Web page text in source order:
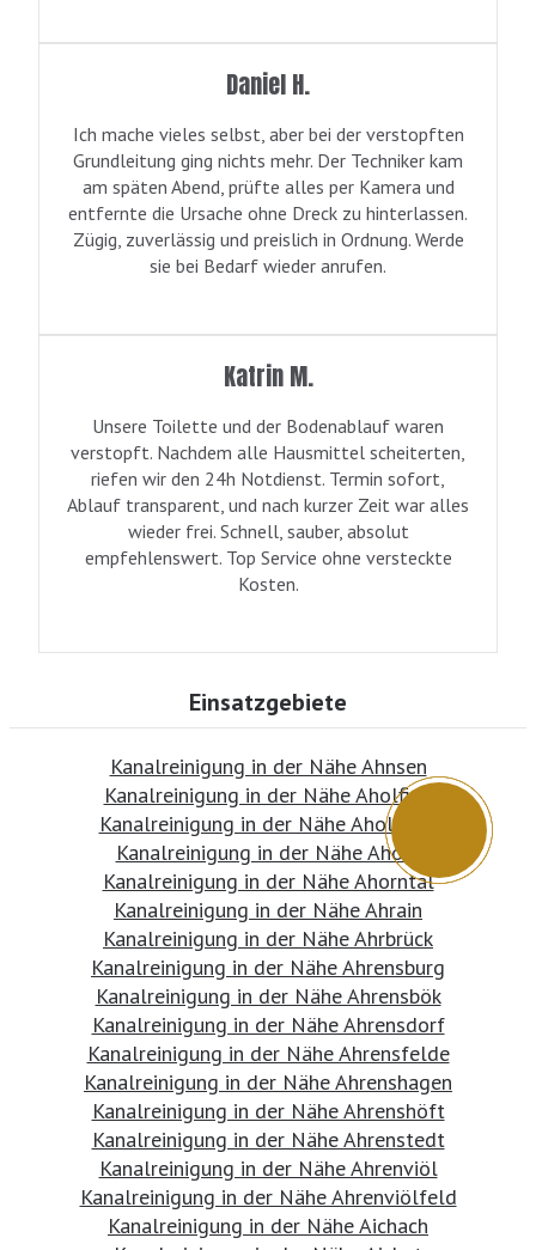
Daniel H.
Ich mache vieles selbst, aber bei der verstopften
Grundleitung ging nichts mehr. Der Techniker kam
am späten Abend, prüfte alles per Kamera und
entfernte die Ursache ohne Dreck zu hinterlassen.
Zügig, zuverlässig und preislich in Ordnung. Werde
sie bei Bedarf wieder anrufen.
Katrin M.
Unsere Toilette und der Bodenablauf waren
verstopft. Nachdem alle Hausmittel scheiterten,
riefen wir den 24h Notdienst. Termin sofort,
Ablauf transparent, und nach kurzer Zeit war alles
wieder frei. Schnell, sauber, absolut
empfehlenswert. Top Service ohne versteckte
Kosten.
Einsatzgebiete
Kanalreinigung in der Nähe Ahnsen
Kanalreinigung in der Nähe Aholfing
Kanalreinigung in der Nähe Aholming
Kanalreinigung in der Nähe Ahorn
Kanalreinigung in der Nähe Ahorntal
Kanalreinigung in der Nähe Ahrain
Kanalreinigung in der Nähe Ahrbrück
Kanalreinigung in der Nähe Ahrensburg
Kanalreinigung in der Nähe Ahrensbök
Kanalreinigung in der Nähe Ahrensdorf
Kanalreinigung in der Nähe Ahrensfelde
Kanalreinigung in der Nähe Ahrenshagen
Kanalreinigung in der Nähe Ahrenshöft
Kanalreinigung in der Nähe Ahrenstedt
Kanalreinigung in der Nähe Ahrenviöl
Kanalreinigung in der Nähe Ahrenviölfeld
Kanalreinigung in der Nähe Aichach